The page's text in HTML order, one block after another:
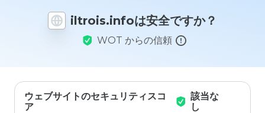
iltrois.infoは安全ですか？
WOT からの信頼
ウェブサイトのセキュリティスコ
ア
該当な
し
価し
ます
か？